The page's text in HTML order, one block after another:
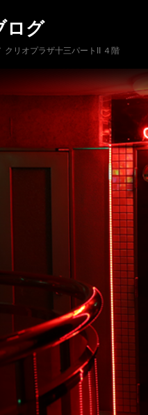
ログ
リオプラザ十三パートII ４階